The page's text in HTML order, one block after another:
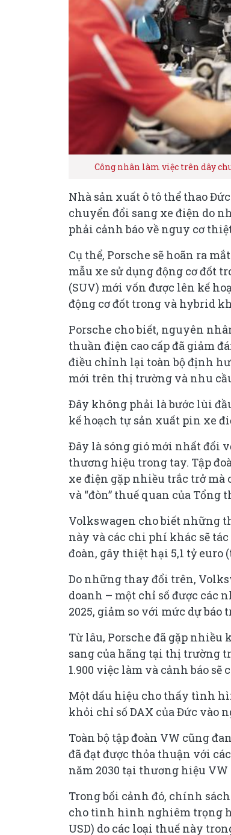
Công nhân làm việc trên dây
Nhà sản xuất ô tô thể thao
chuyển đổi sang xe điện do
phải cảnh báo về nguy cơ
Cụ thể, Porsche sẽ hoãn ra
mẫu xe sử dụng động cơ đốt
(SUV) mới vốn được lên kế
động cơ đốt trong và hybrid
Porsche cho biết, nguyên
thuần điện cao cấp đã giảm
điều chỉnh lại toàn bộ định
mới trên thị trường và nhu
Đây không phải là bước lùi
kế hoạch tự sản xuất pin xe
Đây là sóng gió mới nhất đối
thương hiệu trong tay. Tập
xe điện gặp nhiều trắc trở
và “đòn” thuế quan của Tổng
Volkswagen cho biết những
này và các chi phí khác sẽ
đoàn, gây thiệt hại 5,1 tỷ euro
Do những thay đổi trên,
doanh – một chỉ số được các
2025, giảm so với mức dự báo
Từ lâu, Porsche đã gặp nhiều
sang của hãng tại thị trường
1.900 việc làm và cảnh báo
Một dấu hiệu cho thấy tình
khỏi chỉ số DAX của Đức vào
Toàn bộ tập đoàn VW cũng
đã đạt được thỏa thuận với
năm 2030 tại thương hiệu VW
Trong bối cảnh đó, chính
cho tình hình nghiêm trọng
USD) do các loại thuế này